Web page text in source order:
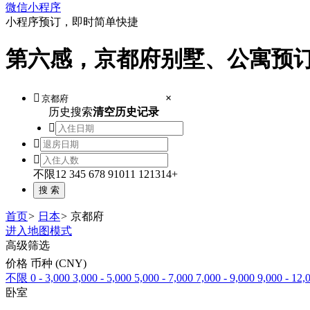
微信小程序
小程序预订，即时简单快捷
第六感，京都府别墅、公寓预

×
历史搜索清空历史记录



不限1 2 345 678 91011 121314+
首页> 日本> 京都府
进入地图模式
高级筛选
价格 币种 (CNY)
不限 0 - 3,000 3,000 - 5,000 5,000 - 7,000 7,000 - 9,000 9,000 -
卧室